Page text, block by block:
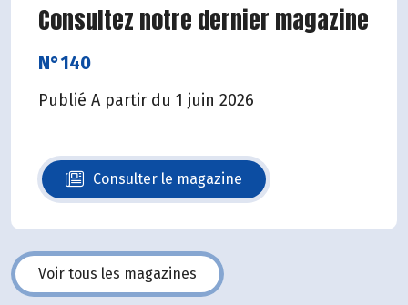
Consultez notre dernier magazine
N°140
Publié A partir du 1 juin 2026
Consulter le magazine
N°140
Voir tous les magazines